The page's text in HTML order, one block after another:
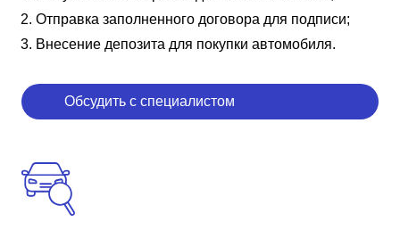
Отправка заполненного договора для подписи;
Внесение депозита для покупки автомобиля.
Обсудить с специалистом